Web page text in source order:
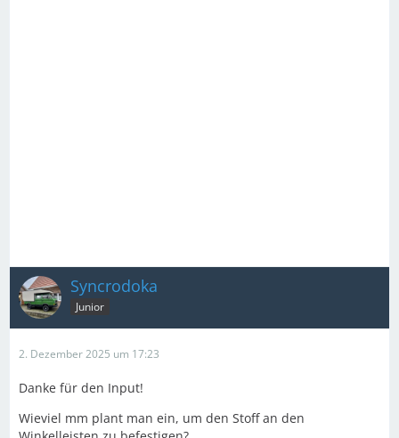
Syncrodoka
Junior
2. Dezember 2025 um 17:23
Danke für den Input!
Wieviel mm plant man ein, um den Stoff an den